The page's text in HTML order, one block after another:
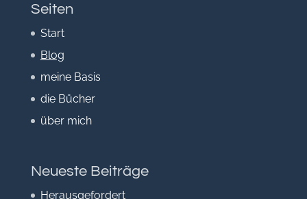
Seiten
Start
Blog
meine Basis
die Bücher
über mich
Neueste Beiträge
Herausgefordert